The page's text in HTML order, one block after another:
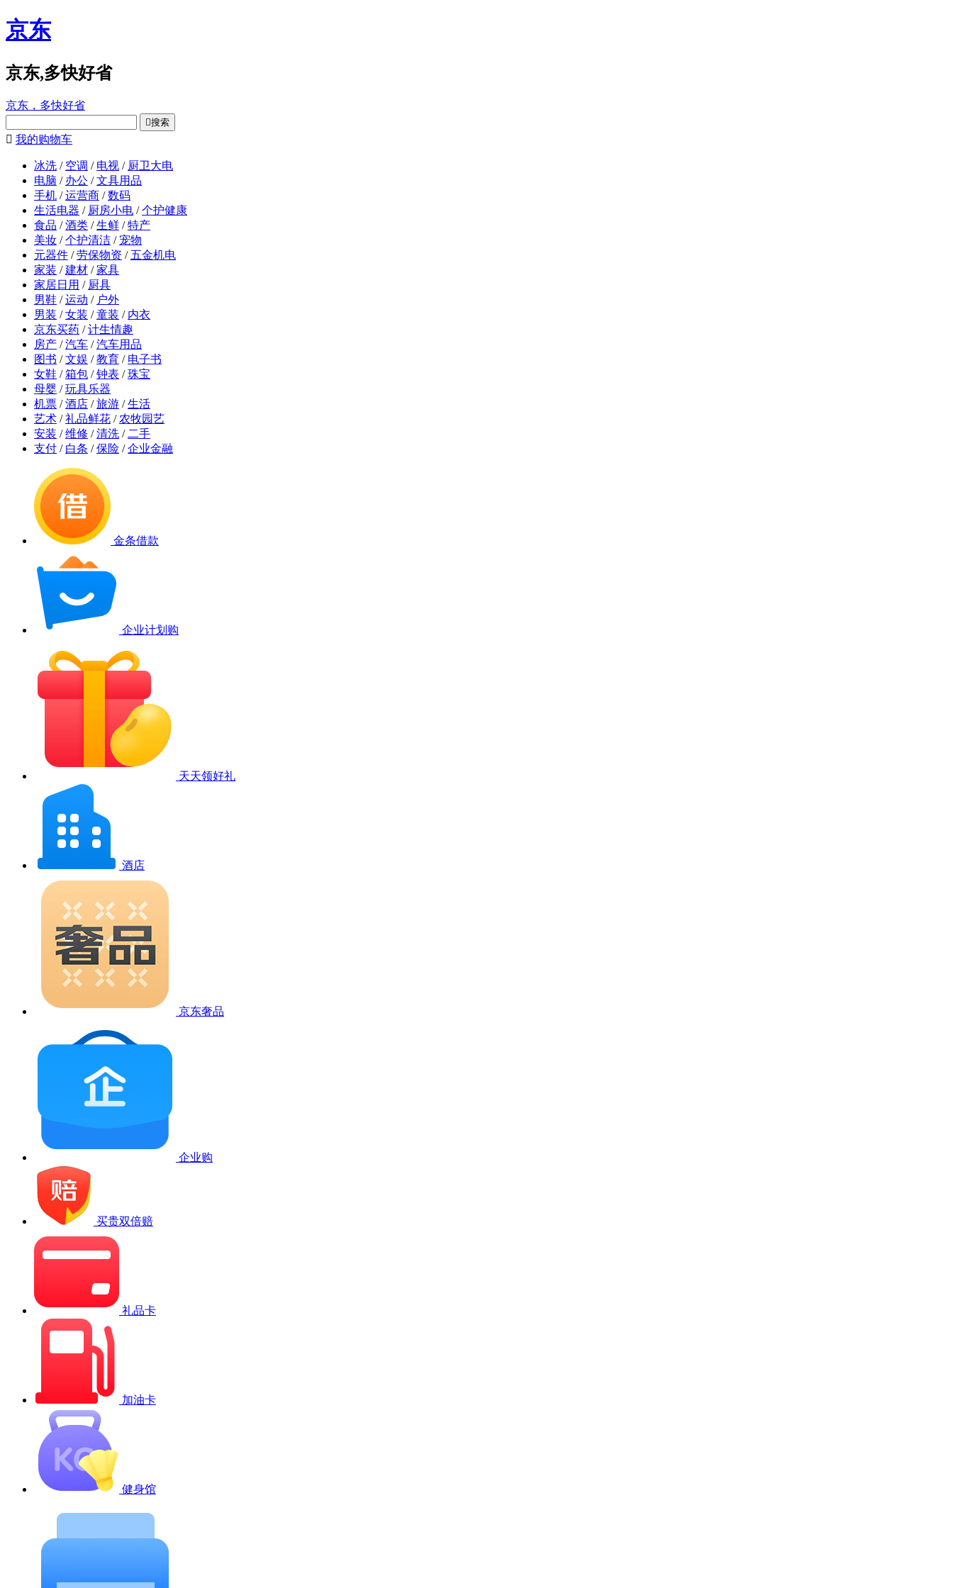
京东
京东,多快好省
京东，多快好省
搜索
 我的购物车
冰洗 / 空调 / 电视 / 厨卫大电
电脑 / 办公 / 文具用品
手机 / 运营商 / 数码
生活电器 / 厨房小电 / 个护健康
食品 / 酒类 / 生鲜 / 特产
美妆 / 个护清洁 / 宠物
元器件 / 劳保物资 / 五金机电
家装 / 建材 / 家具
家居日用 / 厨具
男鞋 / 运动 / 户外
男装 / 女装 / 童装 / 内衣
京东买药 / 计生情趣
房产 / 汽车 / 汽车用品
图书 / 文娱 / 教育 / 电子书
女鞋 / 箱包 / 钟表 / 珠宝
母婴 / 玩具乐器
机票 / 酒店 / 旅游 / 生活
艺术 / 礼品鲜花 / 农牧园艺
安装 / 维修 / 清洗 / 二手
支付 / 白条 / 保险 / 企业金融
金条借款
企业计划购
天天领好礼
酒店
京东奢品
企业购
买贵双倍赔
礼品卡
加油卡
健身馆